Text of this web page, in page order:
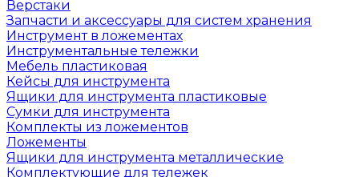
Верстаки
Запчасти и аксессуары для систем хранения
Инструмент в ложементах
Инструментальные тележки
Мебель пластиковая
Кейсы для инструмента
Ящики для инструмента пластиковые
Сумки для инструмента
Комплекты из ложементов
Ложементы
Ящики для инструмента металлические
Комплектующие для тележек